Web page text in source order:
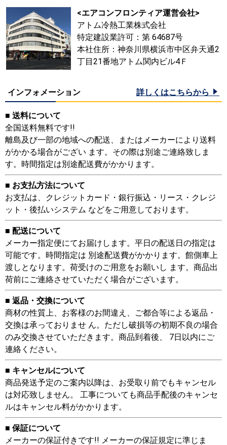
<エアコンフロンティア運営会社>
アトム冷熱工業株式会社
特定建設業許可：第 64687号
本社住所：神奈川県横浜市中区弁天通2
丁目21番地アトム関内ビル4Ｆ
インフォメーション 詳しくはこちらから
■ 送料について
全国送料無料です!!
離島及び一部の地域への配送、またはメーカーにより送料
がかかる場合がござい ます。その際は別途ご連絡致しま
す。時間指定は別途配送費がかかります。
■ お支払方法について
お支払は、クレジットカード・銀行振込・リース・クレジ
ット・後払いシステム などをご用意しております。
■ 配送について
メーカー指定便にてお届けします。平日の配送日の指定は
可能です。時間指定は 別途配送費がかかります。館側車上
渡しとなります。荷受けのご用意をお願いし ます。商品出
荷前にご連絡させていただく場合がございます。
■ 返品・交換について
商材の性質上、お客様のお間違え、ご都合等による返品・
交換は承っておりませ ん。ただし破損等の初期不良の場合
のみ交換させていただきます。商品到着後、 7日以内にご
連絡ください。
■ キャンセルについて
商品発送予定のご案内以降は、お受取り前でもキャンセル
は対応致しません。 工事についても商品手配後のキャンセ
ルはキャンセル料がかかります。
■ 保証について
メーカーの保証付きです!! メーカーの保証規定に準じま